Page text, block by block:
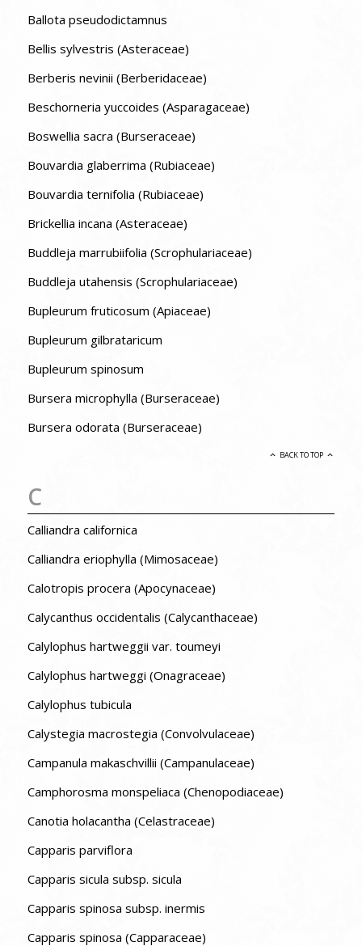
Ballota pseudodictamnus
Bellis sylvestris (Asteraceae)
Berberis nevinii (Berberidaceae)
Beschorneria yuccoides (Asparagaceae)
Boswellia sacra (Burseraceae)
Bouvardia glaberrima (Rubiaceae)
Bouvardia ternifolia (Rubiaceae)
Brickellia incana (Asteraceae)
Buddleja marrubiifolia (Scrophulariaceae)
Buddleja utahensis (Scrophulariaceae)
Bupleurum fruticosum (Apiaceae)
Bupleurum gilbrataricum
Bupleurum spinosum
Bursera microphylla (Burseraceae)
Bursera odorata (Burseraceae)
BACK TO TOP
C
Calliandra californica
Calliandra eriophylla (Mimosaceae)
Calotropis procera (Apocynaceae)
Calycanthus occidentalis (Calycanthaceae)
Calylophus hartweggii var. toumeyi
Calylophus hartweggi (Onagraceae)
Calylophus tubicula
Calystegia macrostegia (Convolvulaceae)
Campanula makaschvillii (Campanulaceae)
Camphorosma monspeliaca (Chenopodiaceae)
Canotia holacantha (Celastraceae)
Capparis parviflora
Capparis sicula subsp. sicula
Capparis spinosa subsp. inermis
Capparis spinosa (Capparaceae)